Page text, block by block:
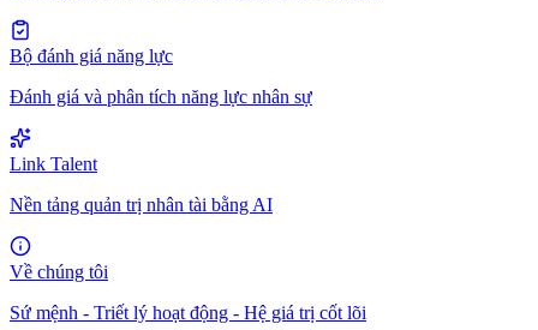
Bộ đánh giá năng lực
Đánh giá và phân tích năng lực nhân sự
Link Talent
Nền tảng quản trị nhân tài bằng AI
Về chúng tôi
Sứ mệnh - Triết lý hoạt động - Hệ giá trị cốt lõi